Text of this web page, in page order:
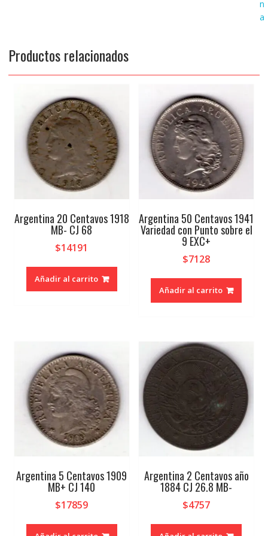
n
a
Productos relacionados
Argentina 20 Centavos 1918
MB- CJ 68
$14191
Añadir al carrito
Argentina 50 Centavos 1941
Variedad con Punto sobre el
9 EXC+
$7128
Añadir al carrito
Argentina 5 Centavos 1909
MB+ CJ 140
$17859
Argentina 2 Centavos año
1884 CJ 26.8 MB-
$4757